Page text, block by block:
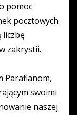
pomoc
pocztowych
liczbę
zakrystii.
Parafianom,
swoimi
naszej